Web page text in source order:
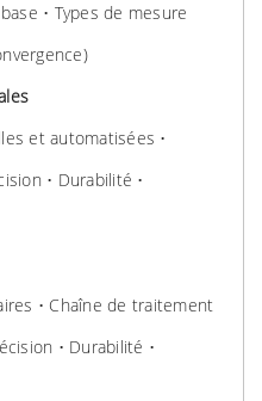
• Types de mesure
et automatisées •
• Durabilité •
• Chaîne de traitement
• Durabilité •